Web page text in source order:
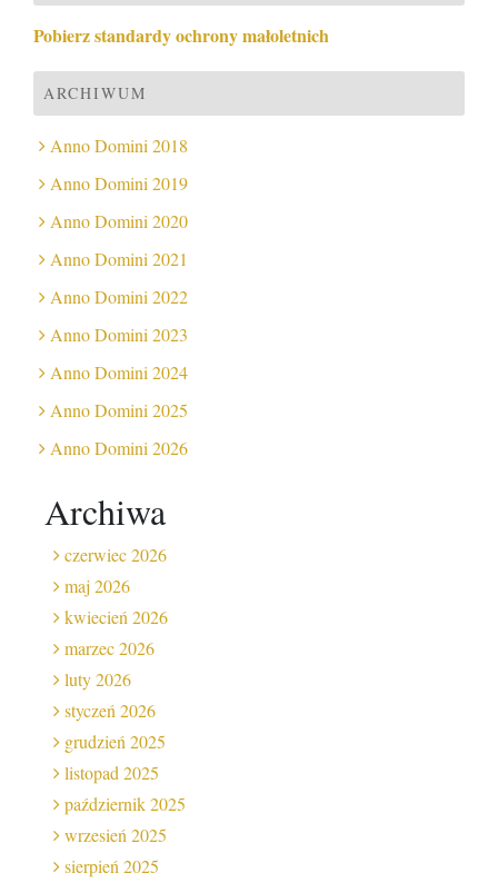
Pobierz standardy ochrony małoletnich
ARCHIWUM
Anno Domini 2018
Anno Domini 2019
Anno Domini 2020
Anno Domini 2021
Anno Domini 2022
Anno Domini 2023
Anno Domini 2024
Anno Domini 2025
Anno Domini 2026
Archiwa
czerwiec 2026
maj 2026
kwiecień 2026
marzec 2026
luty 2026
styczeń 2026
grudzień 2025
listopad 2025
październik 2025
wrzesień 2025
sierpień 2025